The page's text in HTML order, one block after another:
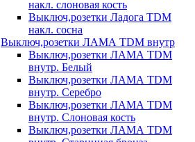
накл. слоновая кость
Выключ,розетки Ладога TDM
накл. сосна
Выключ,розетки ЛАМА TDM внутр
Выключ,розетки ЛАМА TDM
внутр. Белый
Выключ,розетки ЛАМА TDM
внутр. Серебро
Выключ,розетки ЛАМА TDM
внутр. Слоновая кость
Выключ,розетки ЛАМА TDM